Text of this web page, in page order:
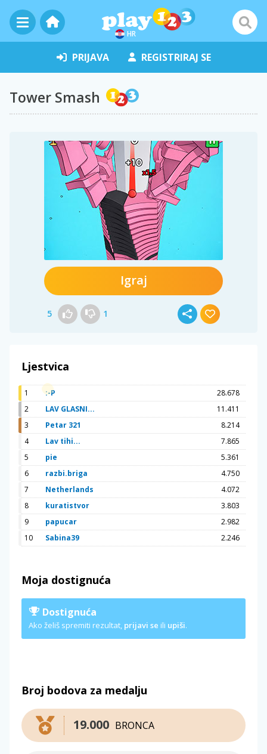
HR
PRIJAVA REGISTRIRAJ SE
Tower Smash
Igraj
5 1
Ljestvica
1 :-P
28.678
2
LAV GLASNI...
11.411
3
Petar 321
8.214
4
Lav tihi...
7.865
5
pie
5.361
6
razbi.briga
4.750
7
Netherlands
4.072
8
kuratistvor
3.803
9
papucar
2.982
10
Sabina39 2.246
Moja dostignuća
Dostignuća
Ako želiš spremiti rezultat, prijavi se ili upiši.
Broj bodova za medalju
BRONCA
19.000